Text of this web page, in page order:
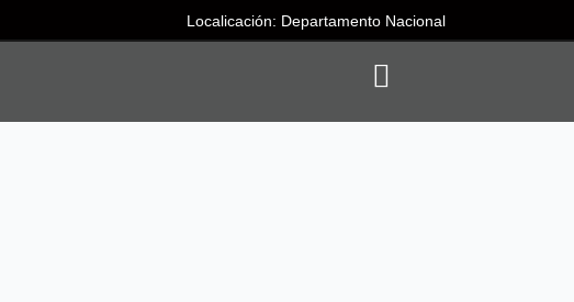
Localicación: Departamento Nacional